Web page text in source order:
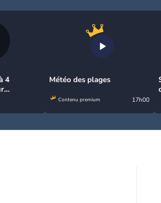
4
Météo des plages
Contenu premium 17h00